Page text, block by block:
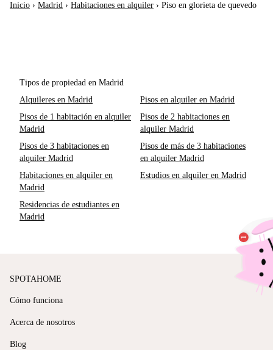
Inicio › Madrid › Habitaciones en alquiler › Piso en glorieta de quevedo
Tipos de propiedad en Madrid
Alquileres en Madrid
Pisos en alquiler en Madrid
Pisos de 1 habitación en alquiler
Madrid
Pisos de 2 habitaciones en
alquiler Madrid
Pisos de 3 habitaciones en
alquiler Madrid
Pisos de más de 3 habitaciones
en alquiler Madrid
Habitaciones en alquiler en
Madrid
Estudios en alquiler en Madrid
Residencias de estudiantes en
Madrid
SPOTAHOME
Cómo funciona
Acerca de nosotros
Blog